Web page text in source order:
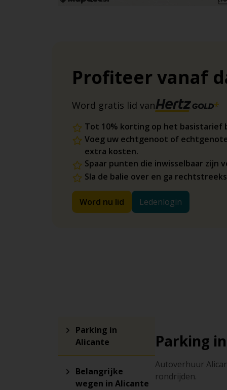
Profiteer vanaf
Word gratis lid van
Tot 10% korting op het
Voeg uw echtgenoot of
extra kosten.
Spaar punten die inwisselbaar zijn
Sla de balie over en ga
Word nu lid Ledenlogin
Parking in
Alicante
Belangrijke
wegen in Alicante
Parking
Autoverhuur
rondrijden.